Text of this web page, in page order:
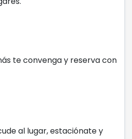
te convenga y reserva con
al lugar, estaciónate y